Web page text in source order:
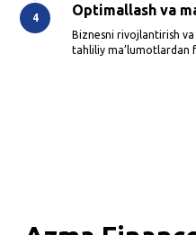
Optimallash va
Biznesni rivojlantirish
tahliliy ma’lumotlardan